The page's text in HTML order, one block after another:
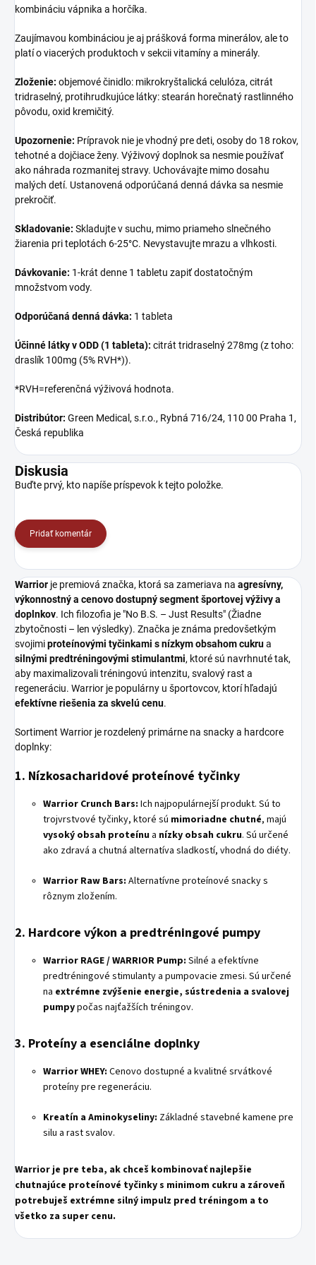
kombináciu vápnika a horčíka.
Zaujímavou kombináciou je aj prášková forma minerálov, ale to
platí o viacerých produktoch v sekcii vitamíny a minerály.
Zloženie: objemové činidlo: mikrokryštalická celulóza, citrát
tridraselný, protihrudkujúce látky: stearán horečnatý rastlinného
pôvodu, oxid kremičitý.
Upozornenie: Prípravok nie je vhodný pre deti, osoby do 18 rokov,
tehotné a dojčiace ženy. Výživový doplnok sa nesmie používať
ako náhrada rozmanitej stravy. Uchovávajte mimo dosahu
malých detí. Ustanovená odporúčaná denná dávka sa nesmie
prekročiť.
Skladovanie: Skladujte v suchu, mimo priameho slnečného
žiarenia pri teplotách 6-25°C. Nevystavujte mrazu a vlhkosti.
Dávkovanie: 1-krát denne 1 tabletu zapiť dostatočným
množstvom vody.
Odporúčaná denná dávka: 1 tableta
Účinné látky v ODD (1 tableta): citrát tridraselný 278mg (z toho:
draslík 100mg (5% RVH*)).
*RVH=referenčná výživová hodnota.
Distribútor: Green Medical, s.r.o., Rybná 716/24, 110 00 Praha 1,
Česká republika
Diskusia
Buďte prvý, kto napíše príspevok k tejto položke.
Pridať komentár
Warrior je premiová značka, ktorá sa zameriava na agresívny,
výkonnostný a cenovo dostupný segment športovej výživy a
doplnkov. Ich filozofia je "No B.S. – Just Results" (Žiadne
zbytočnosti – len výsledky). Značka je známa predovšetkým
svojimiproteínovými tyčinkami s nízkym obsahom cukrua
silnými predtréningovými stimulantmi, ktoré sú navrhnuté tak,
aby maximalizovali tréningovú intenzitu, svalový rast a
regeneráciu. Warrior je populárny u športovcov, ktorí hľadajú
efektívne riešenia za skvelú cenu.
Sortiment Warrior je rozdelený primárne na snacky a hardcore
doplnky:
1. Nízkosacharidové proteínové tyčinky
Warrior Crunch Bars: Ich najpopulárnejší produkt. Sú to
trojvrstvové tyčinky, ktoré sú mimoriadne chutné, majú
vysoký obsah proteínu a nízky obsah cukru. Sú určené
ako zdravá a chutná alternatíva sladkostí, vhodná do diéty.
Warrior Raw Bars: Alternatívne proteínové snacky s
rôznym zložením.
2. Hardcore výkon a predtréningové pumpy
Warrior RAGE / WARRIOR Pump: Silné a efektívne
predtréningové stimulanty a pumpovacie zmesi. Sú určené
na extrémne zvýšenie energie, sústredenia a svalovej
pumpypočas najťažších tréningov.
3. Proteíny a esenciálne doplnky
Warrior WHEY: Cenovo dostupné a kvalitné srvátkové
proteíny pre regeneráciu.
Kreatín a Aminokyseliny: Základné stavebné kamene pre
silu a rast svalov.
Warrior je pre teba, ak chceš kombinovať najlepšie
chutnajúce proteínové tyčinky s minimom cukru a zároveň
potrebuješ extrémne silný impulz pred tréningom a to
všetko za super cenu.